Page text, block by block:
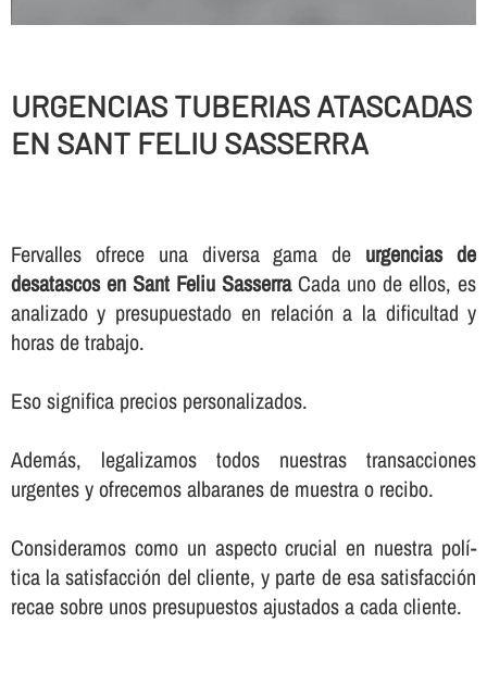
URGENCIAS TUBERIAS ATASCADAS
EN SANT FELIU SASSERRA
Fervalles ofrece una diversa gama de urgencias de
desatascos en Sant Feliu SasserraCada uno de ellos, es
analizado y presupuestado en relación a la dificultad y
horas de trabajo.
Eso significa precios personalizados.
Además, legalizamos todos nuestras transacciones
urgentes y ofrecemos albaranes de muestra o recibo.
Consideramos como un aspecto crucial en nuestra polí­
tica la satisfacción del cliente, y parte de esa satisfacción
recae sobre unos presupuestos ajustados a cada cliente.